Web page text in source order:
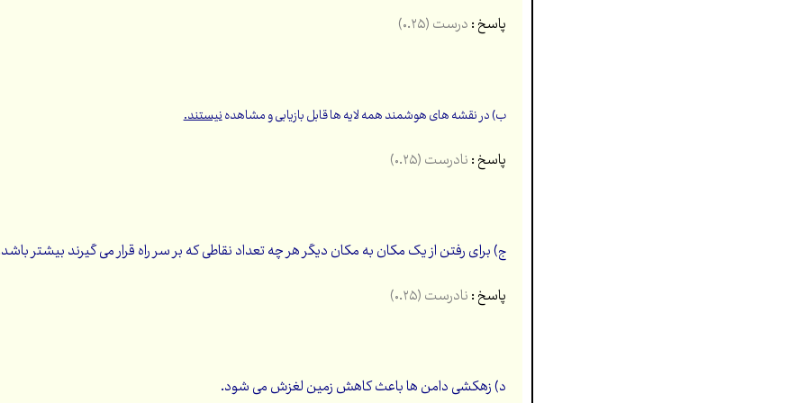
پاسخ :درست (۰.۲۵)
ب) در نقشه های هوشمند همه لایه ها قابل بازیابی و مشاهدهنیستند.
پاسخ :نادرست(۰.۲۵)
ج) برای رفتن از یک مکان به مکان دیگر هر چه تعداد نقاطی که بر سر راه قرار می گیرند بیشتر
پاسخ :نادرست (۰.۲۵)
د) زهکشی دامن ها باعث کاهش زمین لغزش می شود.